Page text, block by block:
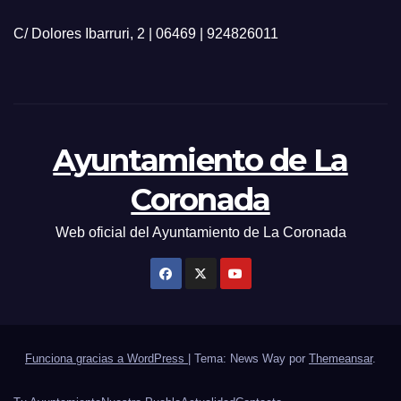
C/ Dolores Ibarruri, 2 | 06469 | 924826011
Ayuntamiento de La
Coronada
Web oficial del Ayuntamiento de La Coronada
Funciona gracias a WordPress Tema: News Way por Themeansar.